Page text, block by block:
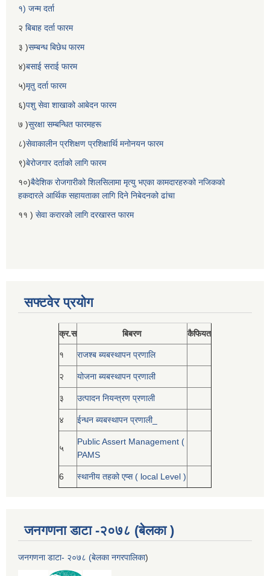
१) जन्म दर्ता
२ बिबाह दर्ता फारम
३ )सम्बन्ध बिछेध फारम
४)बसाई सराई फारम
५)मृतु दर्ता फारम
६)पशु सेवा शाखाको आबेदन फारम
७ )सुरक्षा सम्बन्धित फारमहरू
८)सेवाकालीन प्रशिक्षण प्रशिक्षार्थि मनोनयन फारम
९)बेरोजगार दर्ताको लागि फारम
१०)बैदेशिक रोजगारीको शिलसिलामा मृत्यु भएका कामदारहरुको नजिकको
हकदारले आर्थिक सहायताका लागि दिने निबेदनको ढांचा
११ ) सेवा करारको लागि दरखास्त फारम
सफ्टवेर प्रयोग
क्र.स बिबरण कैफियत
१ राजश्ब ब्यबस्थापन प्रणालि
२ योजना ब्यबस्थापन प्रणाली
३ उत्पादन नियन्त्रण प्रणाली
४ ईन्धन ब्यबस्थापन प्रणाली_
५
Public Assert Management (
PAMS
6 स्थानीय तहको एप्स ( local Level )
जनगणना डाटा -२०७८ (बेलका )
जनगणना डाटा- २०७८ (बेलका नगरपालिका)